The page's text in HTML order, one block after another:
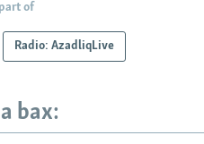
of
Radio: AzadliqLive
bax: